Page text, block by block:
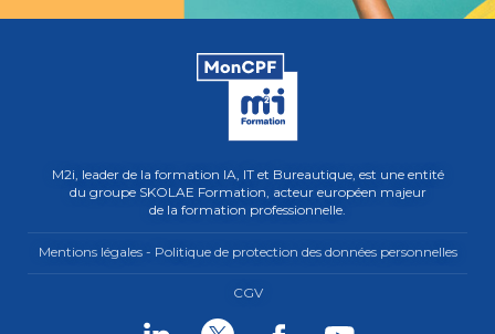
M2i, leader de la formation IA, IT et Bureautique, est une entité
du groupe SKOLAE Formation, acteur européen majeur
de la formation professionnelle.
Mentions légales - Politique de protection des données personnelles
CGV
Facebook Youtube